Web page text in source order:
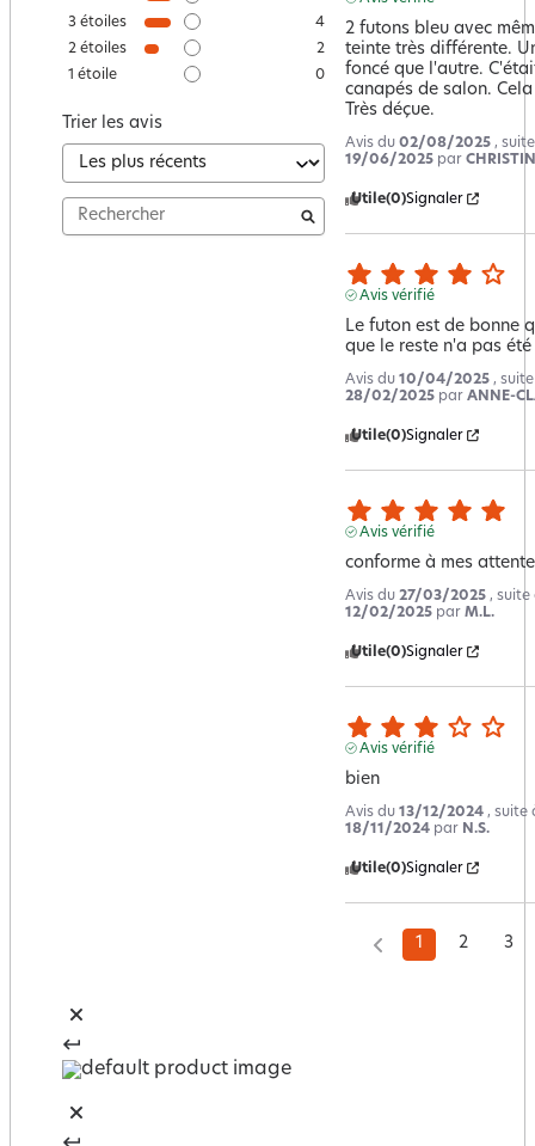
3 étoiles
4
2 étoiles
2
1 étoile 0
Trier les avis
2 futons bleu avec
teinte très différente.
foncé que l'autre.
canapés de salon.
Très déçue.
Avis du 02/08/2025 ,
19/06/2025 par
Utile(0)Signaler
Avis vérifié
Le futon est de bonne
que le reste n'a pas
Avis du 10/04/2025 ,
28/02/2025 par ANNE-
Utile(0)Signaler
Avis vérifié
conforme à mes
Avis du 27/03/2025 , suite
12/02/2025 par M.L.
Utile(0)Signaler
Avis vérifié
bien
Avis du 13/12/2024 , suite
18/11/2024 par N.S.
Utile(0)Signaler
1 2 3